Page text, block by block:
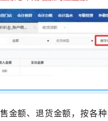
金额、退货金额，按各